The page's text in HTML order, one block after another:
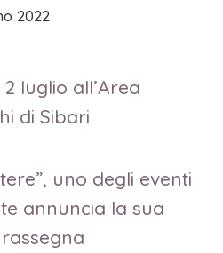
2022
luglio all’Area
di Sibari
uno degli eventi
annuncia la sua